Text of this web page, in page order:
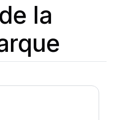
la